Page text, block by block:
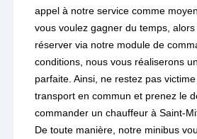
appel à notre service comme
vous voulez gagner du temps,
réserver via notre module de
conditions, nous vous réaliserons
parfaite. Ainsi, ne restez pas
transport en commun et prenez le
commander un chauffeur à Saint-
De toute manière, notre minibus